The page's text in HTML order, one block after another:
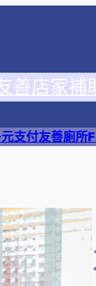
善店家補
支付友善廁所